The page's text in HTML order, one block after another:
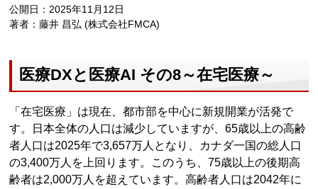
公開日：2025年11月12日
著者：藤井 昌弘 (株式会社FMCA)
医療DXと医療AI その8～在宅医療～
「在宅医療」は現在、都市部を中心に新規開業が活発で
す。日本全体の人口は減少していますが、65歳以上の高齢
者人口は2025年で3,657万人となり、カナダ一国の総人口
の3,400万人を上回ります。このうち、75歳以上の後期高
齢者は2,000万人を超えています。高齢者人口は2042年に